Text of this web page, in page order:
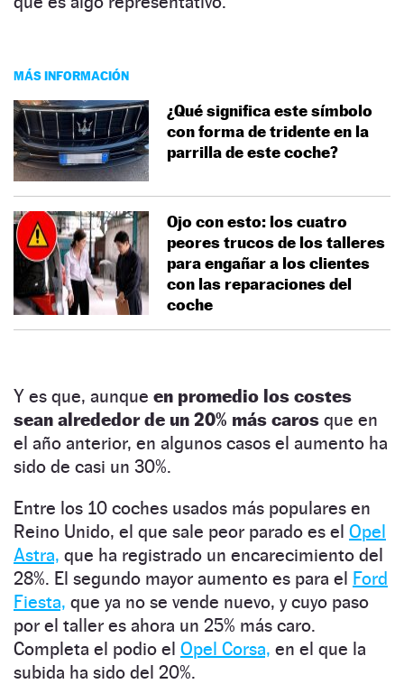
MÁS INFORMACIÓN
¿Qué significa este símbolo
con forma de tridente en la
parrilla de este coche?
Ojo con esto: los cuatro
peores trucos de los talleres
para engañar a los clientes
con las reparaciones del
coche
Y es que, aunque en promedio los costes
sean alrededor de un 20% más caros que en
el año anterior, en algunos casos el aumento ha
sido de casi un 30%.
Entre los 10 coches usados más populares en
Reino Unido, el que sale peor parado es el Opel
Astra, que ha registrado un encarecimiento del
28%. El segundo mayor aumento es para el Ford
Fiesta, que ya no se vende nuevo, y cuyo paso
por el taller es ahora un 25% más caro.
Completa el podio el Opel Corsa, en el que la
subida ha sido del 20%.